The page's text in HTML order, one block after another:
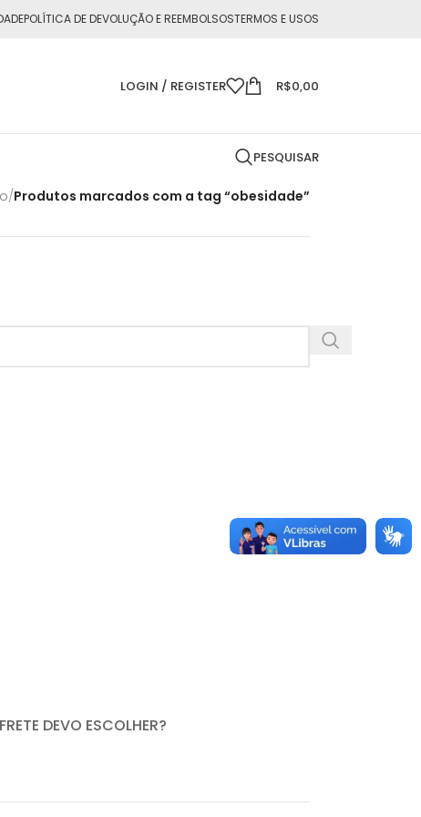
POLÍTICA DE DEVOLUÇÃO E REEMBOLSOSTERMOS E USOS
LOGIN / REGISTER R$0,00
PESQUISAR
/Produtos marcados com a tag “obesidade”
DEVO ESCOLHER?